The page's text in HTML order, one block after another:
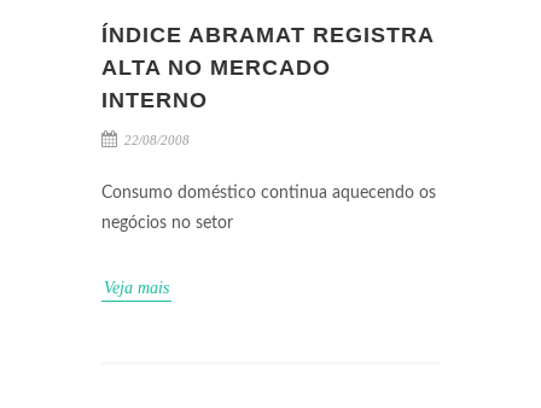
ÍNDICE ABRAMAT REGISTRA
ALTA NO MERCADO
INTERNO
22/08/2008
Consumo doméstico continua aquecendo os
negócios no setor
Veja mais